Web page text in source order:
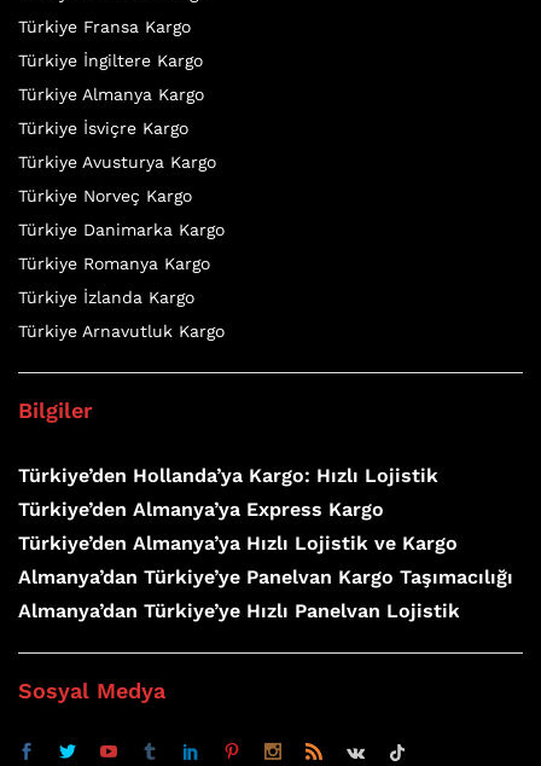
Türkiye Fransa Kargo
Türkiye İngiltere Kargo
Türkiye Almanya Kargo
Türkiye İsviçre Kargo
Türkiye Avusturya Kargo
Türkiye Norveç Kargo
Türkiye Danimarka Kargo
Türkiye Romanya Kargo
Türkiye İzlanda Kargo
Türkiye Arnavutluk Kargo
Bilgiler
Türkiye’den Hollanda’ya Kargo: Hızlı Lojistik
Türkiye’den Almanya’ya Express Kargo
Türkiye’den Almanya’ya Hızlı Lojistik ve Kargo
Almanya’dan Türkiye’ye Panelvan Kargo Taşımacılığı
Almanya’dan Türkiye’ye Hızlı Panelvan Lojistik
Sosyal Medya